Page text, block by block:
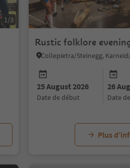
1/3
Rustic folklore
25 August 2026
date de début
26
date
Plus